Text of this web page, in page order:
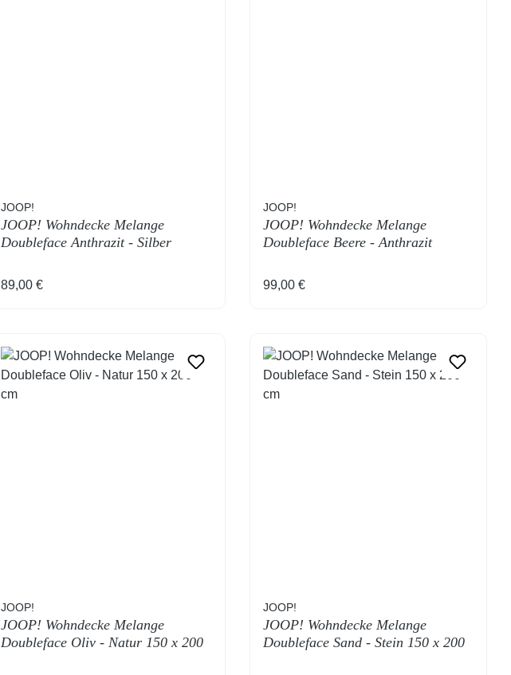
JOOP!
JOOP! Wohndecke Melange
Doubleface Anthrazit - Silber
Regulärer Preis:
89,00 €
JOOP!
JOOP! Wohndecke Melange
Doubleface Beere - Anthrazit
Regulärer Preis:
99,00 €
JOOP!
JOOP! Wohndecke Melange
Doubleface Oliv - Natur 150 x 200
JOOP!
JOOP! Wohndecke Melange
Doubleface Sand - Stein 150 x 200